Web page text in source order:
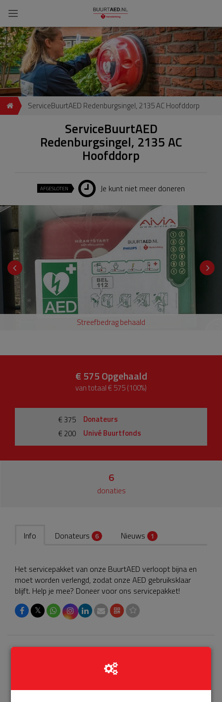
ServiceBuurtAED Redenburgsingel, 2135 AC Hoofddorp
ServiceBuurtAED
Redenburgsingel, 2135 AC
Hoofddorp
AFGESLOTEN Je kunt niet meer doneren
Streefbedrag behaald
€ 575Opgehaald
van totaal € 575 (100%)
€ 375
Donateurs
€ 200
Univé Buurtfonds
6
donaties
Info Donateurs 6 Nieuws 1
Het servicepakket van onze BuurtAED verloopt bijna en
moet worden verlengd, zodat onze AED gebruiksklaar
blijft. Help je mee? Doneer voor ons servicepakket!
𝕏
Laatste donaties
Bekijk alle